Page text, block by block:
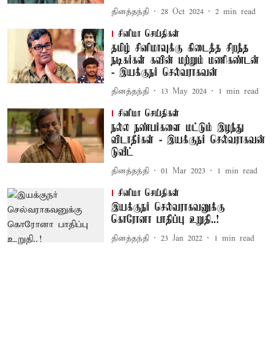
தினத்தந்தி 28 Oct 2024 2 min read
சினிமா செய்திகள்
தமிழ் சினிமாவுக்கு கிடைத்த சிறந்த
நடிகர்கள் கவின் மற்றும் மணிகண்டன்
- இயக்குநர் செல்வராகவன்
தினத்தந்தி 13 May 2024 1 min read
சினிமா செய்திகள்
நல்ல நண்பர்களை மட்டும் இழந்து
விடாதீர்கள் - இயக்குநர் செல்வராகவன்
டுவீட்
தினத்தந்தி 01 Mar 2023 1 min read
சினிமா செய்திகள்
இயக்குநர் செல்வராகவனுக்கு
கொரோனா பாதிப்பு உறுதி..!
தினத்தந்தி 23 Jan 2022 1 min read